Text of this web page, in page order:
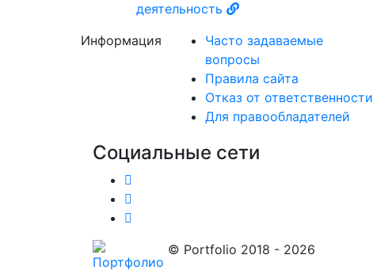
деятельность
Информация
Часто задаваемые
вопросы
Правила сайта
Отказ от ответственности
Для правообладателей
Социальные сети
© Portfolio 2018 - 2026